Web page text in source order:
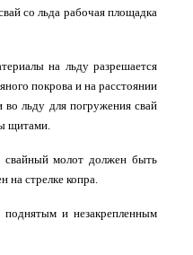
со льда рабочая площадка
на льду разрешается
покрова и на расстоянии
льду для погружения свай
щитами.
молот должен быть
на стрелке копра.
поднятым и незакрепленным